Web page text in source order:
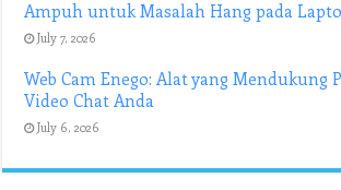
Ampuh untuk Masalah Hang pada
July 7, 2026
Web Cam Enego: Alat yang Mendukung
Video Chat Anda
July 6, 2026